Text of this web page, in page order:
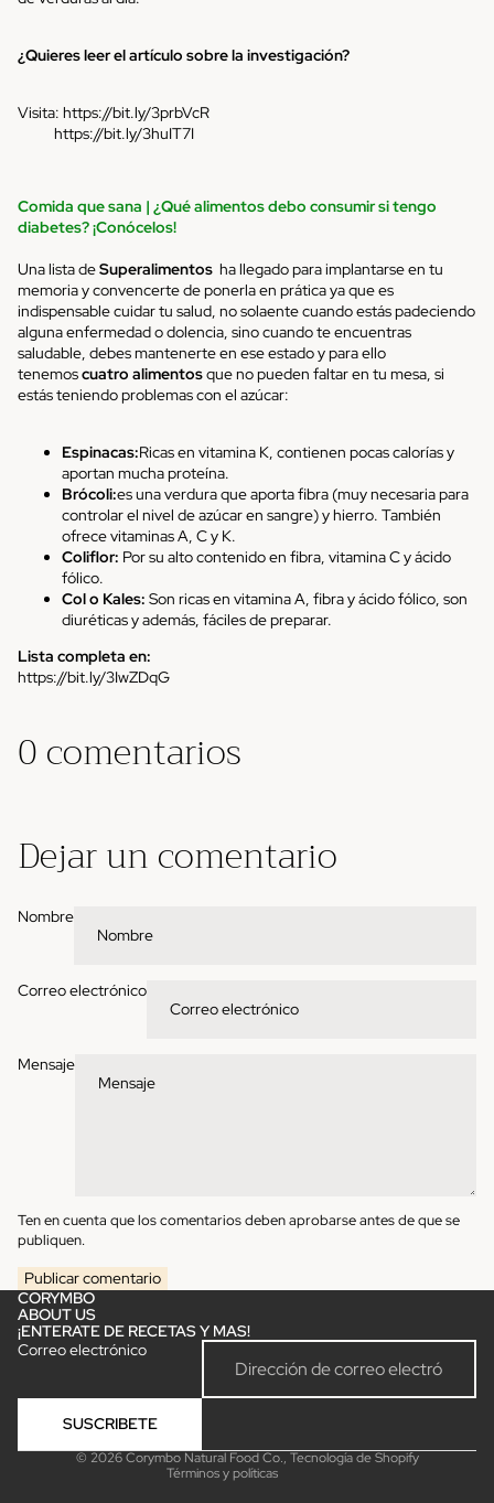
¿Quieres leer el artículo sobre la investigación?
Visita: https://bit.ly/3prbVcR
https://bit.ly/3huIT7I
Comida que sana | ¿Qué alimentos debo consumir si tengo
diabetes? ¡Conócelos!
Una lista deSuperalimentos ha llegado para implantarse en tu
memoria y convencerte de ponerla en prática ya que es
indispensable cuidar tu salud, no solaente cuando estás padeciendo
alguna enfermedad o dolencia, sino cuando te encuentras
saludable, debes mantenerte en ese estado y para ello
tenemoscuatro alimentosque no pueden faltar en tu mesa, si
estás teniendo problemas con el azúcar:
Espinacas:Ricas en vitamina K, contienen pocas calorías y
aportan mucha proteína.
Brócoli:es una verdura que aporta fibra (muy necesaria para
controlar el nivel de azúcar en sangre) y hierro. También
ofrece vitaminas A, C y K.
Coliflor: Por su alto contenido en fibra, vitamina C y ácido
fólico.
Col o Kales: Son ricas en vitamina A, fibra y ácido fólico, son
diuréticas y además, fáciles de preparar.
Lista completa en:
https://bit.ly/3IwZDqG
0 comentarios
Dejar un comentario
Nombre
Correo electrónico
Mensaje
Ten en cuenta que los comentarios deben aprobarse antes de que se
publiquen.
Publicar comentario
CORYMBO
ABOUT US
¡ENTERATE DE RECETAS Y MAS!
Correo electrónico
SUSCRIBETE
© 2026Corymbo Natural Food Co., Tecnología de Shopify
Términos y políticas
Política de reembolso
Términos del servicio
Política de envío